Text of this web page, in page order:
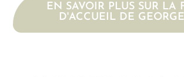
EN SAVOIR PLUS SUR LA
D'ACCUEIL DE